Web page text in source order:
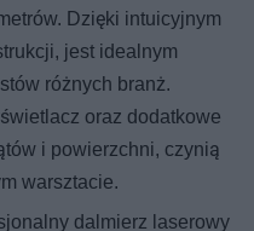
Dzięki intuicyjnym
jest idealnym
różnych branż.
oraz dodatkowe
i powierzchni, czynią
warsztacie.
dalmierz laserowy